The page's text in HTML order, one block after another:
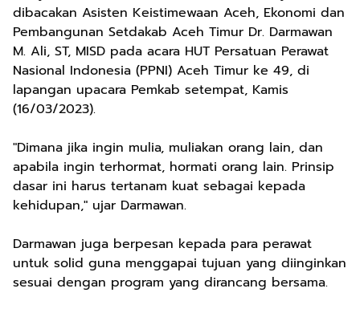
dibacakan Asisten Keistimewaan Aceh, Ekonomi dan
Pembangunan Setdakab Aceh Timur Dr. Darmawan
M. Ali, ST, MISD pada acara HUT Persatuan Perawat
Nasional Indonesia (PPNI) Aceh Timur ke 49, di
lapangan upacara Pemkab setempat, Kamis
(16/03/2023).
"Dimana jika ingin mulia, muliakan orang lain, dan
apabila ingin terhormat, hormati orang lain. Prinsip
dasar ini harus tertanam kuat sebagai kepada
kehidupan," ujar Darmawan.
Darmawan juga berpesan kepada para perawat
untuk solid guna menggapai tujuan yang diinginkan
sesuai dengan program yang dirancang bersama.